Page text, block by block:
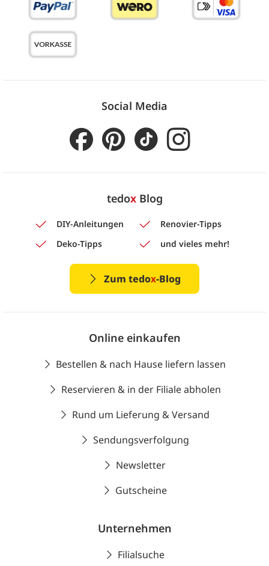
Social Media
tedoxBlog
DIY-Anleitungen
Renovier-Tipps
Deko-Tipps
und vieles mehr!
Zum tedox-Blog
Online einkaufen
Bestellen & nach Hause liefern lassen
Reservieren & in der Filiale abholen
Rund um Lieferung & Versand
Sendungsverfolgung
Newsletter
Gutscheine
Unternehmen
Filialsuche